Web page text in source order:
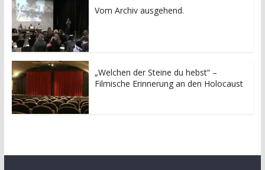
Vom Archiv ausgehend.
„Welchen der Steine du hebst“ –
Filmische Erinnerung an den Holocaust